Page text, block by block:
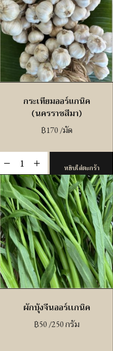
กระเทียมออร์แกนิค
(นครราชสีมา)
฿170 /มัด
จำนวน
กระ
เทียม
ออร์แกนิ
ค
(นครราชสีมา)
ชิ้น
หยิบใส่ตะกร้า
ผักบุ้งจีนออร์เเกนิค
฿50 /250 กรัม